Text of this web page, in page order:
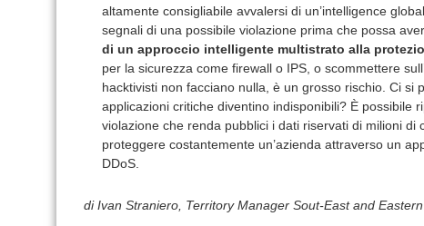
altamente consigliabile avvalersi di un’intelligence
segnali di una possibile violazione prima che possa
di un approccio intelligente multistrato alla
per la sicurezza come firewall o IPS, o scommettere
hacktivisti non facciano nulla, è un grosso rischio. Ci si
applicazioni critiche diventino indisponibili? È possibile
violazione che renda pubblici i dati riservati di milioni di
proteggere costantemente un’azienda attraverso un
DDoS.
di Ivan Straniero, Territory Manager Sout-East and